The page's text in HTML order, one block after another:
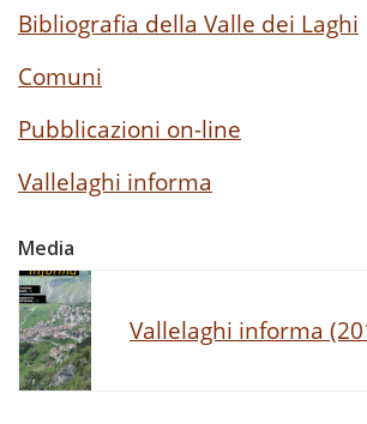
Bibliografia della Valle dei Laghi
Comuni
Pubblicazioni on-line
Vallelaghi informa
Media
Vallelaghi informa